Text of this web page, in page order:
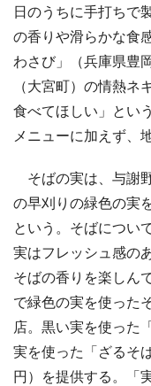
日のうちに手打ちで
の香りや滑らかな食
わさび」（兵庫県豊
（大宮町）の情熱
食べてほしい」とい
メニューに加えず、
そばの実は、与謝
の早刈りの緑色の実
という。そばについ
実はフレッシュ感の
そばの香りを楽しん
で緑色の実を使った
店。黒い実を使った
実を使った「ざるそ
円）を提供する。「